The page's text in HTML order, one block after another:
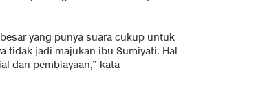
yang punya suara cukup untuk
tidak jadi majukan ibu Sumiyati. Hal
dan pembiayaan,” kata